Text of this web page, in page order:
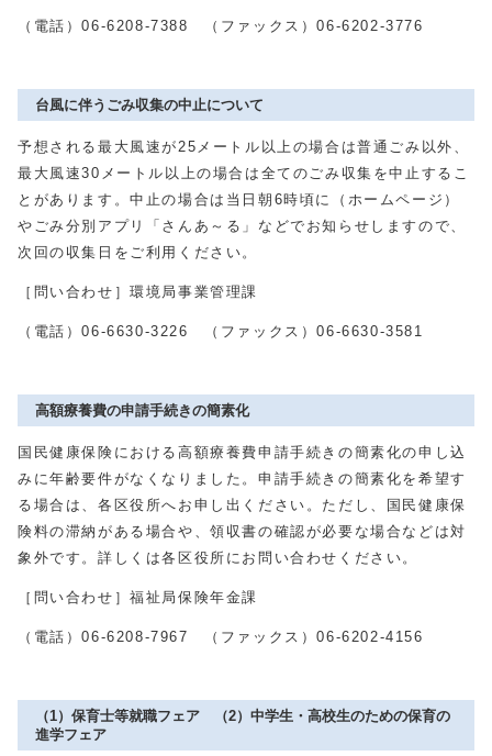
（電話）06-6208-7388 （ファックス）06-6202-3776
台風に伴うごみ収集の中止について
予想される最大風速が25メートル以上の場合は普通ごみ以外、
最大風速30メートル以上の場合は全てのごみ収集を中止するこ
とがあります。中止の場合は当日朝6時頃に（ホームページ）
やごみ分別アプリ「さんあ～る」などでお知らせしますので、
次回の収集日をご利用ください。
［問い合わせ］環境局事業管理課
（電話）06-6630-3226 （ファックス）06-6630-3581
高額療養費の申請手続きの簡素化
国民健康保険における高額療養費申請手続きの簡素化の申し込
みに年齢要件がなくなりました。申請手続きの簡素化を希望す
る場合は、各区役所へお申し出ください。ただし、国民健康保
険料の滞納がある場合や、領収書の確認が必要な場合などは対
象外です。詳しくは各区役所にお問い合わせください。
［問い合わせ］福祉局保険年金課
（電話）06-6208-7967 （ファックス）06-6202-4156
（1）保育士等就職フェア （2）中学生・高校生のための保育の
進学フェア